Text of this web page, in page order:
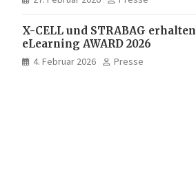
X-CELL und STRABAG erhalten
eLearning AWARD 2026
4. Februar 2026 Presse